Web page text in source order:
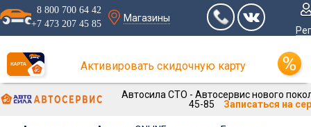
8 800 700 64 42
+7 473 207 45 85
Магазины
Активировать скидочную карту
Автосила СТО - Автосервис нового
45-85
Записаться на